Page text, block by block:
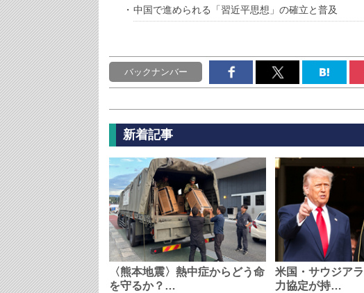
中国で進められる「習近平思想」の確立と普及
バックナンバー
新着記事
〈熊本地震〉熱中症からどう命
を守るか？…
米国・サウジア
力協定が持…